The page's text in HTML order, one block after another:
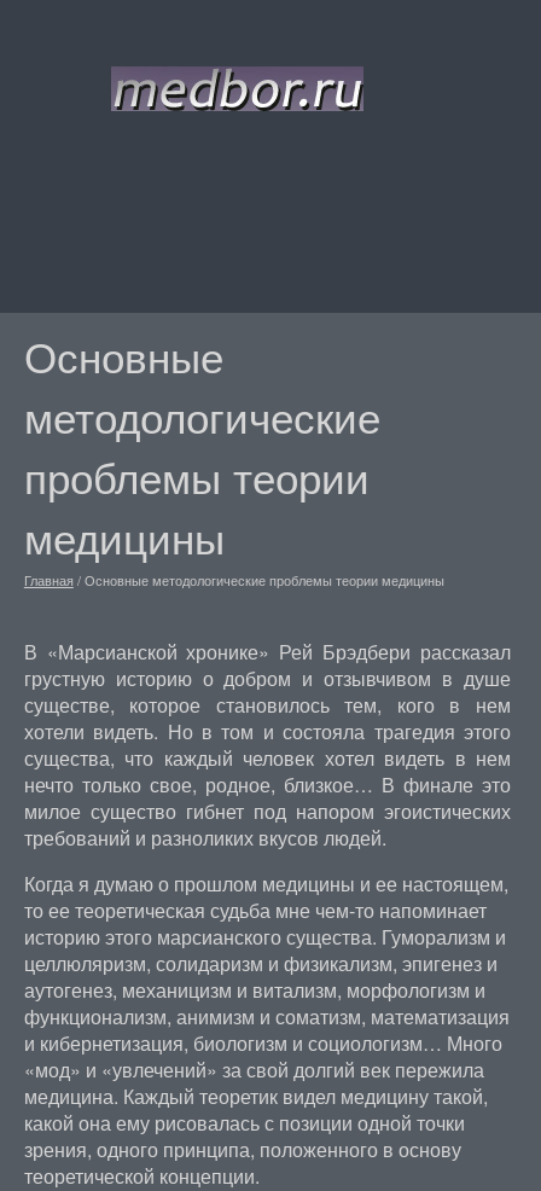
Основные
методологические
проблемы теории
медицины
Главная /Основные методологические проблемы теории медицины
В «Марсианской хронике» Рей Брэдбери рассказал
грустную историю о добром и отзывчивом в душе
существе, которое становилось тем, кого в нем
хотели видеть. Но в том и состояла трагедия этого
существа, что каждый человек хотел видеть в нем
нечто только свое, родное, близкое… В финале это
милое существо гибнет под напором эгоистических
требований и разноликих вкусов людей.
Когда я думаю о прошлом медицины и ее настоящем,
то ее теоретическая судьба мне чем-то напоминает
историю этого марсианского существа. Гуморализм и
целлюляризм, солидаризм и физикализм, эпигенез и
аутогенез, механицизм и витализм, морфологизм и
функционализм, анимизм и соматизм, математизация
и кибернетизация, биологизм и социологизм… Много
«мод» и «увлечений» за свой долгий век пережила
медицина. Каждый теоретик видел медицину такой,
какой она ему рисовалась с позиции одной точки
зрения, одного принципа, положенного в основу
теоретической концепции.